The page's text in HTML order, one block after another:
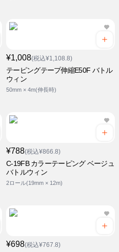
¥1,008(税込¥1,108.8)
テーピングテープ伸縮E50F バトル
ウィン
50mm × 4m(伸長時)
¥788(税込¥866.8)
C-19FB カラーテーピング ベージュ
バトルウィン
2ロール(19mm × 12m)
¥698(税込¥767.8)